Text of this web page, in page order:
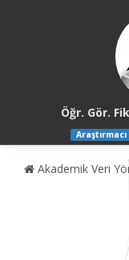
Öğr. Gör.
Akademik Veri